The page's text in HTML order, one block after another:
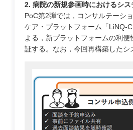
2. 病院の新規参画時におけるシ
PoC第2弾では，コンサルテーシ
ケア・プラットフォーム「LiNQ-
よる，新プラットフォームの利
証する。なお，今回再構築したシ